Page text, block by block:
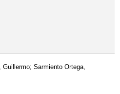
Sarmiento Ortega,